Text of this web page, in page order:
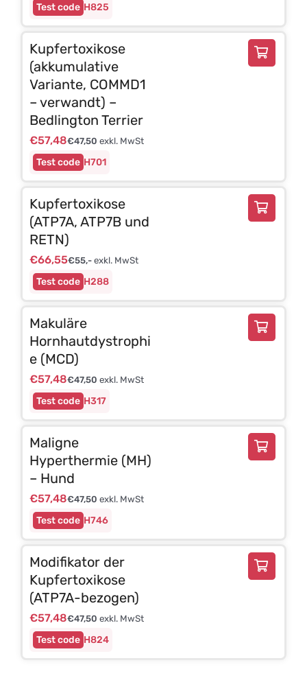
H825
H701
Kupfertoxikose
(akkumulative
Variante, COMMD1
– verwandt) –
Bedlington Terrier
€57,48€47,50 exkl. MwSt
H288
Kupfertoxikose
(ATP7A, ATP7B und
RETN)
€66,55€55,-exkl. MwSt
H317
Makuläre
Hornhautdystrophi
e (MCD)
€57,48€47,50 exkl. MwSt
H746
Maligne
Hyperthermie (MH)
– Hund
€57,48€47,50 exkl. MwSt
H824
Modifikator der
Kupfertoxikose
(ATP7A-bezogen)
€57,48€47,50 exkl. MwSt